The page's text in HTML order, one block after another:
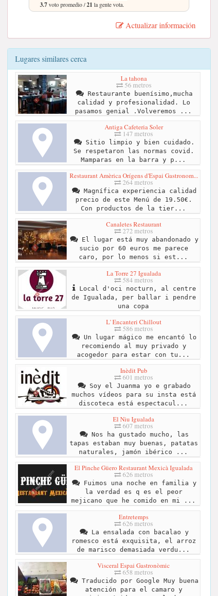
3.7voto promedio /21 la gente vota.
Actualizar información
Lugares similares cerca
La tahona
56 metros
Restaurante buenísimo,mucha
calidad y profesionalidad. Lo
pasamos genial .Volveremos ...
Antiga Cafeteria Soler
147 metros
Sitio limpio y bien cuidado.
Se respetaron las normas covid.
Mamparas en la barra y p...
Restaurant Amèrica Orígens d'Espai Gastronom...
264 metros
Magnífica experiencia calidad
precio de este Menú de 19.50€.
Con productos de la tier...
Canaletes Restaurant
272 metros
El lugar está muy abandonado y
sucio por 60 euros me parece
caro, por lo menos si est...
La Torre 27 Igualada
584 metros
Local d'oci nocturn, al centre
de Igualada, per ballar i pendre
una copa
L' Encanteri Chillout
586 metros
Un lugar mágico me encantó lo
recomiendo al muy privado y
acogedor para estar con tu...
Inèdit Pub
601 metros
Soy el Juanma yo e grabado
muchos vídeos para su insta está
discoteca está espectacul...
El Niu Igualada
607 metros
Nos ha gustado mucho, las
tapas estaban muy buenas, patatas
naturales, jamón ibérico ...
El Pinche Güero Restaurant Mexicà Igualada
626 metros
Fuimos una noche en familia y
la verdad es q es el peor
mejicano que he comido en mi ...
Entretemps
626 metros
La ensalada con bacalao y
romesco está exquisita, el arroz
de marisco demasiada verdu...
Visceral Espai Gastronòmic
658 metros
Traducido por Google Muy buena
atención para el camaro y